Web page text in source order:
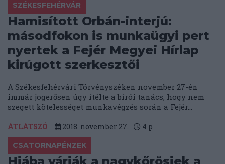
SZÉKESFEHÉRVÁR
Hamisított Orbán-interjú:
másodfokon is munkaügyi pert
nyertek a Fejér Megyei Hírlap
kirúgott szerkesztői
A Székesfehérvári Törvényszéken november 27-én
immár jogerősen úgy ítélte a bírói tanács, hogy nem
szegett kötelességet munkavégzés során a Fejér...
ÁTLÁTSZÓ 2018. november 27. 4 p
CSATORNAPÉNZEK